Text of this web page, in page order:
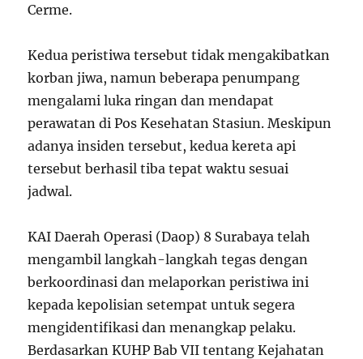
Cerme.
Kedua peristiwa tersebut tidak mengakibatkan
korban jiwa, namun beberapa penumpang
mengalami luka ringan dan mendapat
perawatan di Pos Kesehatan Stasiun. Meskipun
adanya insiden tersebut, kedua kereta api
tersebut berhasil tiba tepat waktu sesuai
jadwal.
KAI Daerah Operasi (Daop) 8 Surabaya telah
mengambil langkah-langkah tegas dengan
berkoordinasi dan melaporkan peristiwa ini
kepada kepolisian setempat untuk segera
mengidentifikasi dan menangkap pelaku.
Berdasarkan KUHP Bab VII tentang Kejahatan